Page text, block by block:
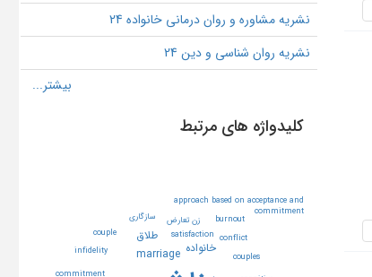
نشریه مشاوره و روان درمانی خانواده 24
نشریه روان شناسی و دین 24
کلیدواژه های مرتبط
marriage خانواده
طلاق satisfaction
تعارض سازگاري زن
conflict
couple
couples
infidelity
approach based on acceptance and
commitment
burnout
commitment